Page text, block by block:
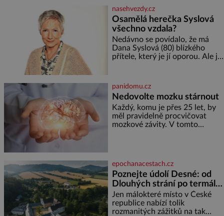
soustředění i odpočinek a
reaguje na každou etapu života
a specifické potřeby dítěte. Pro
nejmenší je klíčová
jednoduchost, měkkost a
bezpečí, proto by pokoj
miminka měl působit především
nasehvezdy.cz
Osamělá herečka Syslová
všechno vzdala?
Nedávno se povídalo, že má
Dana Syslová (80) blízkého
přítele, který je jí oporou. Ale je
častěji mluví o svém odchodu.
Dohnala ji snad samota? Půs
panidomu.cz
Nedovolte mozku stárnout
Každý, komu je přes 25 let, by
měl pravidelně procvičovat
mozkové závity. V tomto
marně v paměti lovíte název
knížky, kterou jste nedávno
přečetli. Je to opravdu tak, s
věkem jako kdyby se paměť
rozhodla stávkovat. Cvičte
epochanacestach.cz
Poznejte údolí Desné: od
Dlouhých strání po termální
prameny
Jen málokteré místo v České
republice nabízí tolik
rozmanitých zážitků na tak